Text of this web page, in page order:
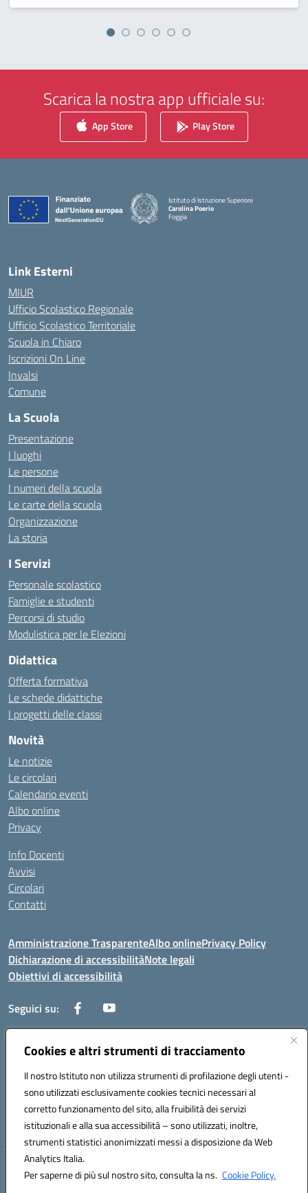
Cookies e altri strumenti di tracciamento
Il nostro Istituto non utilizza strumenti di profilazione degli utenti -
sono utilizzati esclusivamente cookies tecnici necessari al
corretto funzionamento del sito, alla fruibilità dei servizi
istituzionali e alla sua accessibilità – sono utilizzati, inoltre,
strumenti statistici anonimizzati messi a disposizione da Web
Analytics Italia.
Per saperne di più sul nostro sito, consulta la ns. Cookie Policy.
Scarica la nostra app ufficiale su:
App Store Play Store
Istituto di Istruzione Superiore
Carolina Poerio
Foggia
— Visita la pagina iniziale della scuola
Link Esterni
MIUR
Ufficio Scolastico Regionale
Ufficio Scolastico Territoriale
Scuola in Chiaro
Iscrizioni On Line
Invalsi
Comune
La Scuola
Presentazione
I luoghi
Le persone
I numeri della scuola
Le carte della scuola
Organizzazione
La storia
I Servizi
Personale scolastico
Famiglie e studenti
Percorsi di studio
Modulistica per le Elezioni
Didattica
Offerta formativa
Le schede didattiche
I progetti delle classi
Novità
Le notizie
Le circolari
Calendario eventi
Albo online
Privacy
Info Docenti
Avvisi
Circolari
Contatti
Amministrazione TrasparenteAlbo onlinePrivacy Policy
Dichiarazione di accessibilitàNote legali
Obiettivi di accessibilità
Seguici su:
Corso Roma, 1 71100 FOGGIA (FG)
Codice meccanografico: FGPM03000E
Mail: FGPM03000E@istruzione.it - PEC:
FGPM03000E@pec.istruzione.it
Codice fiscale: 80002240713
Hosting & Powered by 3D Solution S.r.l.
Concept & Design by Designers Italia